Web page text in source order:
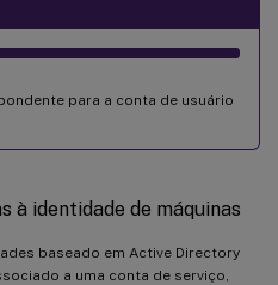
para a conta de usuário
à identidade de máquinas
baseado em Active Directory
a uma conta de serviço,